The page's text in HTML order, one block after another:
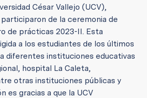
César Vallejo (UCV),
de la ceremonia de
de prácticas 2023-II. Esta
a los estudiantes de los últimos
diferentes instituciones educativas
hospital La Caleta,
otras instituciones públicas y
es gracias a que la UCV